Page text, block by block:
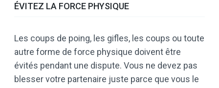
ÉVITEZ LA FORCE PHYSIQUE
Les coups de poing, les gifles, les coups ou toute
autre forme de force physique doivent être
évités pendant une dispute. Vous ne devez pas
blesser votre partenaire juste parce que vous le